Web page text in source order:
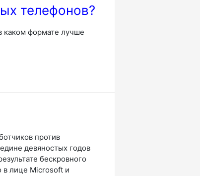
телефонов?
каком формате лучше
против
девяностых годов
бескровного
в лице Microsoft и